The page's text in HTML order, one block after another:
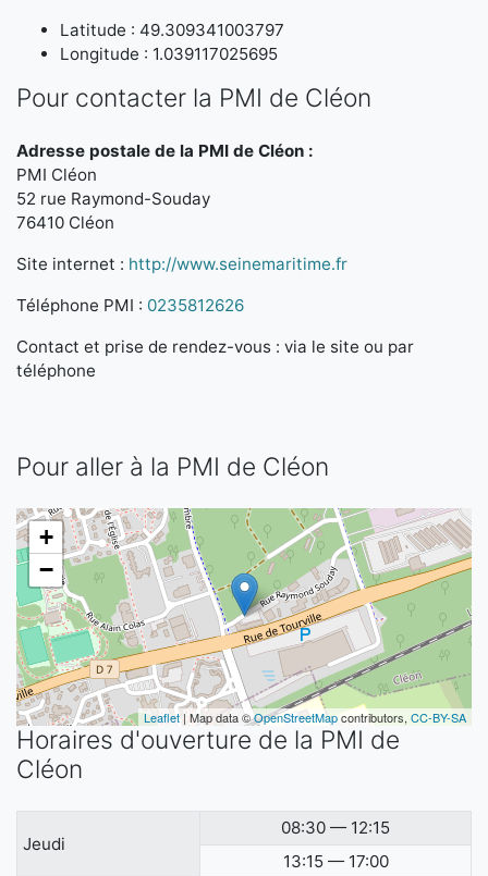
Latitude : 49.309341003797
Longitude : 1.039117025695
Pour contacter la PMI de Cléon
Adresse postale de la PMI de Cléon :
PMI Cléon
52 rue Raymond-Souday
76410 Cléon
Site internet : http://www.seinemaritime.fr
Téléphone PMI : 0235812626
Contact et prise de rendez-vous : via le site ou par
téléphone
Pour aller à la PMI de Cléon
+
−
Leaflet| Map data ©OpenStreetMapcontributors, CC-BY-SA
Horaires d'ouverture de la PMI de
Cléon
Jeudi
08:30 — 12:15
13:15 — 17:00